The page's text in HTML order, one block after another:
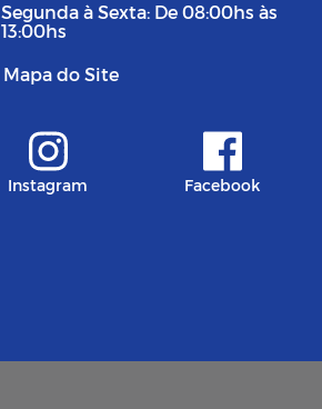
Segunda à Sexta: De 08:00hs às
13:00hs
Mapa do Site
Instagram Facebook